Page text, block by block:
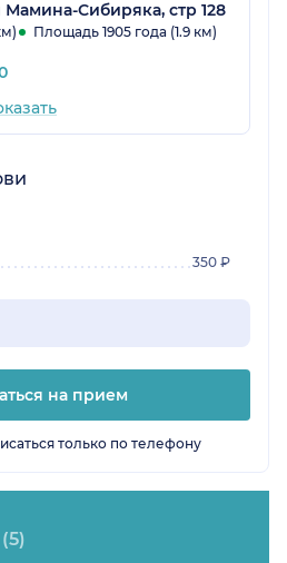
Мамина-Сибиряка, стр 128
Площадь 1905 года (1.9 км)
350 ₽
на прием
только по телефону
(5)